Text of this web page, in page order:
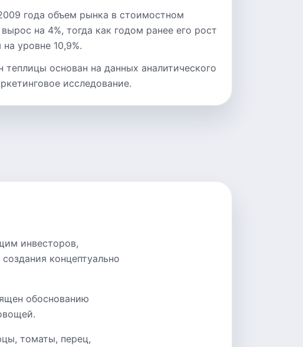
года объем рынка в стоимостном
на 4%, тогда как годом ранее его рост
уровне 10,9%.
теплицы основан на данных аналитического
исследование.
инвесторов,
концептуально
обоснованию
томаты, перец,